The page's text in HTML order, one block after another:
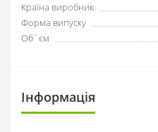
Країна виробник
Форма випуску
Об`єм
Інформація